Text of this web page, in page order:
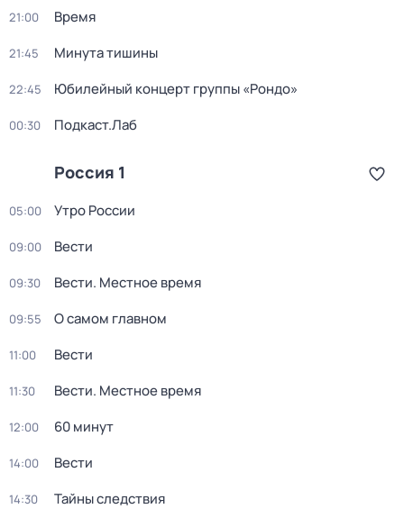
21:00 Время
21:45 Минута тишины
22:45 Юбилейный концерт группы «Рондо»
00:30 Подкаст.Лаб
Россия 1
05:00 Утро России
09:00 Вести
09:30 Вести. Местное время
09:55 О самом главном
11:00 Вести
11:30 Вести. Местное время
12:00 60 минут
14:00 Вести
14:30 Тайны следствия